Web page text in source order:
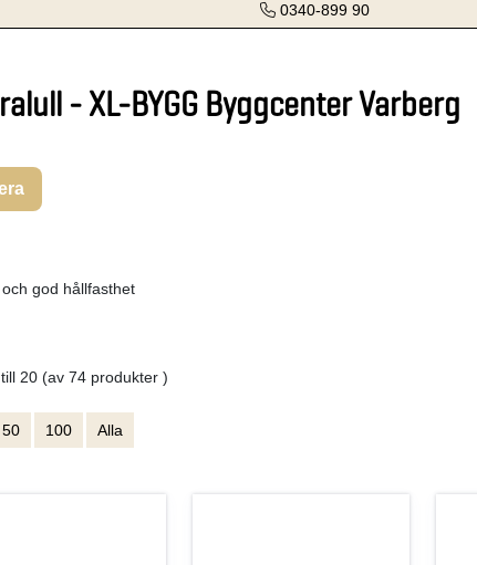
0340-899 90
- XL-BYGG Byggcenter Varberg
god hållfasthet
20 (av 74 produkter )
50 100 Alla